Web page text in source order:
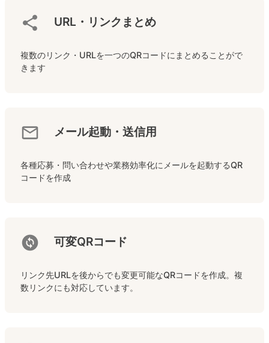
URL・リンクまとめ
複数のリンク・URLを一つのQRコードにまとめることがで
きます
メール起動・送信用
各種応募・問い合わせや業務効率化にメールを起動するQR
コードを作成
可変QRコード
リンク先URLを後からでも変更可能なQRコードを作成。複
数リンクにも対応しています。